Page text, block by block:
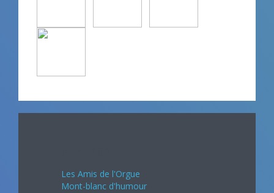
Les Amis de l'Orgue
Mont-blanc d'humour